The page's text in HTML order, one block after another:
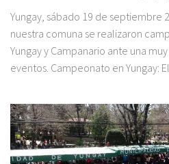
Yungay, sábado 19 de septiembre
nuestra comuna se realizaron
Yungay y Campanario ante una
eventos. Campeonato en Yungay: El